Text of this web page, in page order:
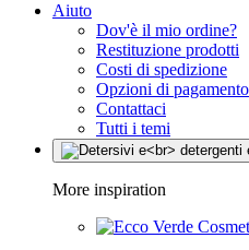
Aiuto
Dov'è il mio ordine?
Restituzione prodotti
Costi di spedizione
Opzioni di pagamento
Contattaci
Tutti i temi
More inspiration